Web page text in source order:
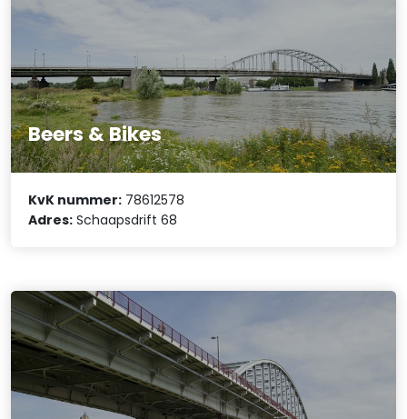
Beers & Bikes
KvK nummer: 78612578
Adres: Schaapsdrift 68